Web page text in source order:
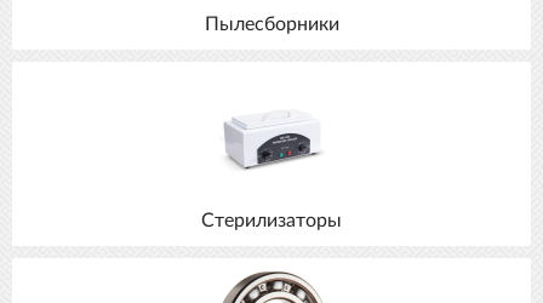
Пылесборники
Стерилизаторы